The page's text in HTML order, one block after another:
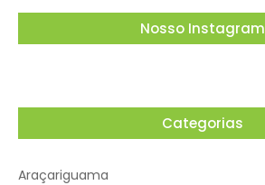
Nosso Instagram
Categorias
Araçariguama